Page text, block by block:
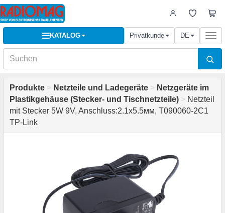
KATALOG Privatkunde DE
Produkte > Netzteile und Ladegeräte > Netzgeräte im
Plastikgehäuse (Stecker- und Tischnetzteile) > Netzteil
mit Stecker 5W 9V, Anschluss:2.1x5.5мм, T090060-2C1
TP-Link